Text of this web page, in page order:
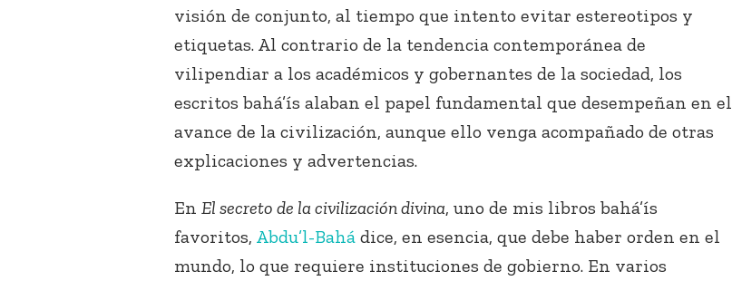
visión de conjunto, al tiempo que intento evitar estereotipos y
etiquetas. Al contrario de la tendencia contemporánea de
vilipendiar a los académicos y gobernantes de la sociedad, los
escritos bahá’ís alaban el papel fundamental que desempeñan en el
avance de la civilización, aunque ello venga acompañado de otras
explicaciones y advertencias.
En El secreto de la civilización divina, uno de mis libros bahá’ís
favoritos, Abdu’l-Bahá dice, en esencia, que debe haber orden en el
mundo, lo que requiere instituciones de gobierno. En varios
Conecta con
tu área